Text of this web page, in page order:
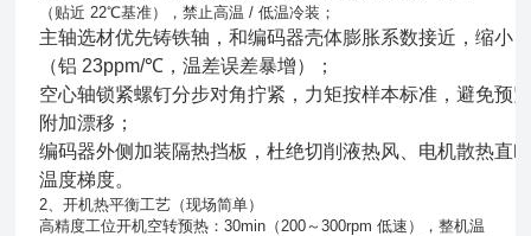
（贴近 22℃基准），禁止高温 / 低温冷装；
主轴选材优先铸铁轴，和编码器壳体膨胀系数接近，缩小
（铝 23ppm/℃，温差误差暴增）；
空心轴锁紧螺钉分步对角拧紧，力矩按样本标准，避免预
附加漂移；
编码器外侧加装隔热挡板，杜绝切削液热风、电机散热直
温度梯度。
2、开机热平衡工艺（现场简单）
高精度工位开机空转预热：30min（200～300rpm 低速），整机温